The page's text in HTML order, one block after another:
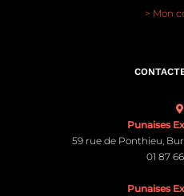
> Mon
Punaises
59 rue de Ponthieu,
01 87
Punaises